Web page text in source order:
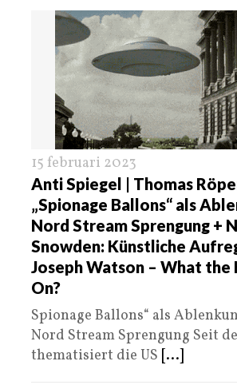
15 februari 2023
Anti Spiegel | Thomas
„Spionage Ballons“ als
Nord Stream Sprengung +
Snowden: Künstliche
Joseph Watson – What the
On?
Spionage Ballons“ als
Nord Stream Sprengung Seit
thematisiert die US [...]